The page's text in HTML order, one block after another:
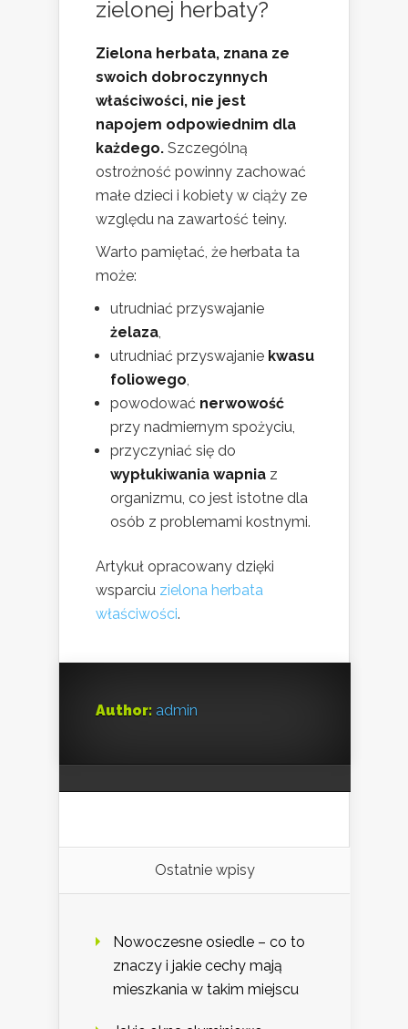
zielonej herbaty?
Zielona herbata, znana ze
swoich dobroczynnych
właściwości, nie jest
napojem odpowiednim dla
każdego. Szczególną
ostrożność powinny zachować
małe dzieci i kobiety w ciąży ze
względu na zawartość teiny.
Warto pamiętać, że herbata ta
może:
utrudniać przyswajanie
żelaza,
utrudniać przyswajanie kwasu
foliowego,
powodować nerwowość
przy nadmiernym spożyciu,
przyczyniać się do
wypłukiwania wapnia z
organizmu, co jest istotne dla
osób z problemami kostnymi.
Artykuł opracowany dzięki
wsparciu zielona herbata
właściwości.
Author: admin
Ostatnie wpisy
Nowoczesne osiedle – co to
znaczy i jakie cechy mają
mieszkania w takim miejscu